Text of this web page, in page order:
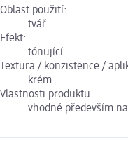
Oblast použití:
tvář
Efekt:
tónující
Textura / konzistence /
krém
Vlastnosti produktu:
vhodné především